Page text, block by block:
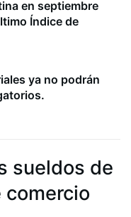
en septiembre
Índice de
ya no podrán
sueldos de